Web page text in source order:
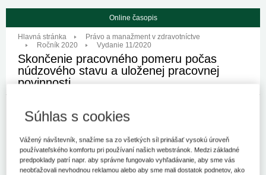
Online časopis
Hlavná stránka
Právo a manažment v zdravotníctve
Ročník 2020
Vydanie 11/2020
Skončenie pracovného pomeru počas
núdzového stavu a uloženej pracovnej
povinnosti
Dátum: 19. 11. 2020 Rubrika:
(zdravotníckeho pracovníka) poskytovateľa ústavnej
zdravotnej starostlivosti ako aj zo strany zamestnávateľa
(nemocnice) v čase vyhláseného núdzového stavu a uloženej
Súhlas s cookies
Vážený návštevník, snažíme sa zo všetkých síl prinášať vysokú úroveň
používateľského komfortu pri používaní našich webstránok. Medzi základné
predpoklady patrí napr. aby správne fungovalo vyhľadávanie, aby sme vás
neobťažovali nevhodnou reklamou alebo aby sme mali dostatok podnetov, ako